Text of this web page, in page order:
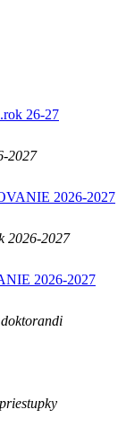
26-27
2027
2026-2027
2026-2027
2026-2027